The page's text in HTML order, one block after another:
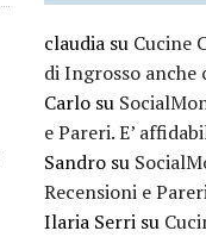
claudia su Cucine
di Ingrosso
Carlo su
e Pareri. E’
Sandro su
Recensioni e
Ilaria Serri su